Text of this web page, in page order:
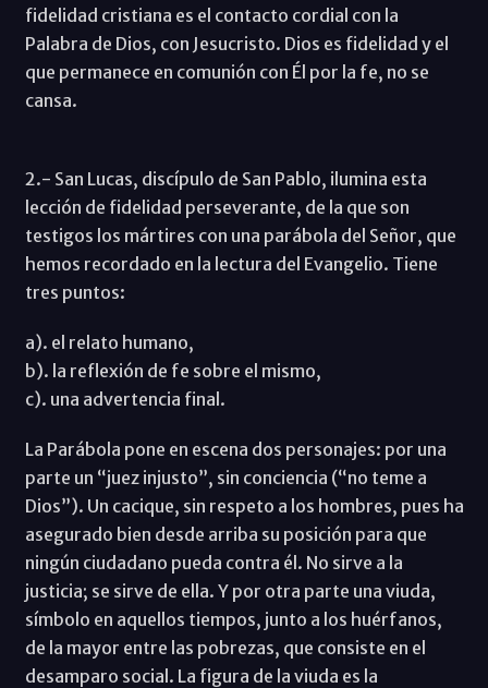
fidelidad cristiana es el contacto cordial con la
Palabra de Dios, con Jesucristo. Dios es fidelidad y el
que permanece en comunión con Él por la fe, no se
cansa.
2.- San Lucas, discípulo de San Pablo, ilumina esta
lección de fidelidad perseverante, de la que son
testigos los mártires con una parábola del Señor, que
hemos recordado en la lectura del Evangelio. Tiene
tres puntos:
a). el relato humano,
b). la reflexión de fe sobre el mismo,
c). una advertencia final.
La Parábola pone en escena dos personajes: por una
parte un “juez injusto”, sin conciencia (“no teme a
Dios”). Un cacique, sin respeto a los hombres, pues ha
asegurado bien desde arriba su posición para que
ningún ciudadano pueda contra él. No sirve a la
justicia; se sirve de ella. Y por otra parte una viuda,
símbolo en aquellos tiempos, junto a los huérfanos,
de la mayor entre las pobrezas, que consiste en el
desamparo social. La figura de la viuda es la